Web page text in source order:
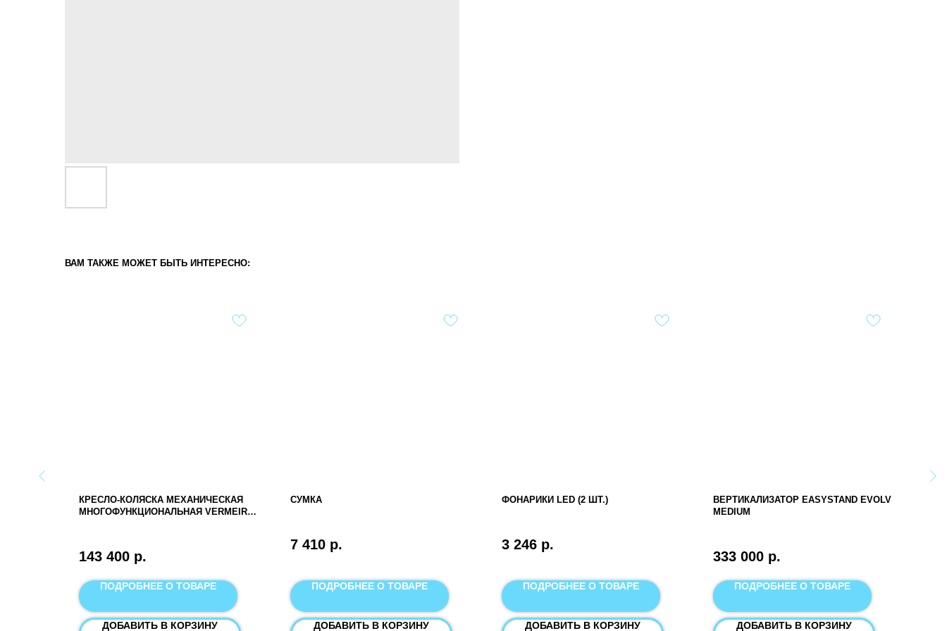
ВАМ ТАКЖЕ МОЖЕТ БЫТЬ ИНТЕРЕСНО:
КРЕСЛО-КОЛЯСКА МЕХАНИЧЕСКАЯ
МНОГОФУНКЦИОНАЛЬНАЯ VERMEIREN
143 400 р.
ПОДРОБНЕЕ О ТОВАРЕ
ДОБАВИТЬ В КОРЗИНУ
СУМКА
7 410 р.
ПОДРОБНЕЕ О ТОВАРЕ
ДОБАВИТЬ В КОРЗИНУ
ФОНАРИКИ LED (2 ШТ.)
3 246 р.
ПОДРОБНЕЕ О ТОВАРЕ
ДОБАВИТЬ В КОРЗИНУ
ВЕРТИКАЛИЗАТОР EASYSTAND EVOLV
MEDIUM
333 000 р.
ПОДРОБНЕЕ О ТОВАРЕ
ДОБАВИТЬ В КОРЗИНУ